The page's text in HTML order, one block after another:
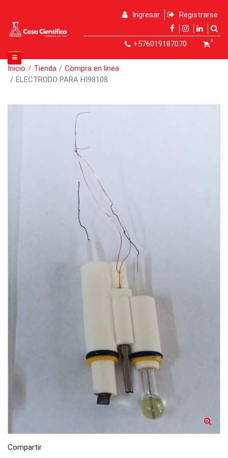
Ingresar Registrarse
+576019187070 0
Inicio Tienda
Compra en linea
ELECTRODO PARA HI98108
Compartir